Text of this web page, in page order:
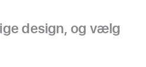
design, og vælg